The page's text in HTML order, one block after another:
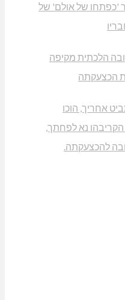
אולם' של
מקיפה
הוכו
נא לפחתך,